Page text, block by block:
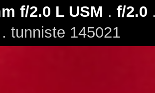
f/2.0 L USM . f/2.0
tunniste 145021